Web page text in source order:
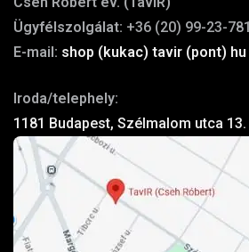
Ügyfélszolgálat: +36 (20) 99-23-781
E-mail: shop (kukac) tavir (pont) hu
Iroda/telephely:
1181 Budapest, Szélmalom utca 13.